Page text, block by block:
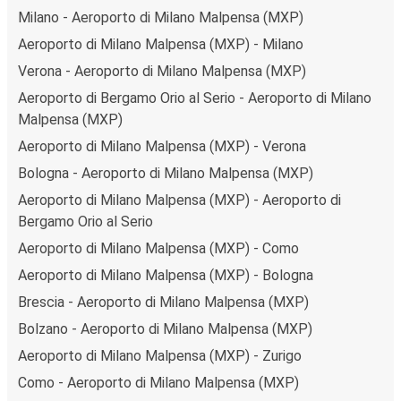
Milano - Aeroporto di Milano Malpensa (MXP)
Aeroporto di Milano Malpensa (MXP) - Milano
Verona - Aeroporto di Milano Malpensa (MXP)
Aeroporto di Bergamo Orio al Serio - Aeroporto di Milano
Malpensa (MXP)
Aeroporto di Milano Malpensa (MXP) - Verona
Bologna - Aeroporto di Milano Malpensa (MXP)
Aeroporto di Milano Malpensa (MXP) - Aeroporto di
Bergamo Orio al Serio
Aeroporto di Milano Malpensa (MXP) - Como
Aeroporto di Milano Malpensa (MXP) - Bologna
Brescia - Aeroporto di Milano Malpensa (MXP)
Bolzano - Aeroporto di Milano Malpensa (MXP)
Aeroporto di Milano Malpensa (MXP) - Zurigo
Como - Aeroporto di Milano Malpensa (MXP)